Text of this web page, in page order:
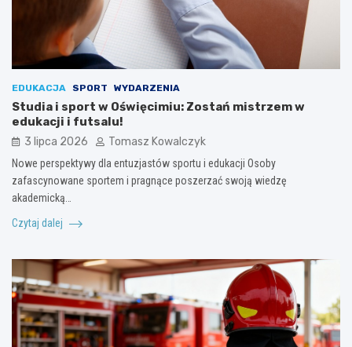
EDUKACJA SPORT WYDARZENIA
Studia i sport w Oświęcimiu: Zostań mistrzem w
edukacji i futsalu!
3 lipca 2026 Tomasz Kowalczyk
Nowe perspektywy dla entuzjastów sportu i edukacji Osoby
zafascynowane sportem i pragnące poszerzać swoją wiedzę
akademicką…
Czytaj dalej